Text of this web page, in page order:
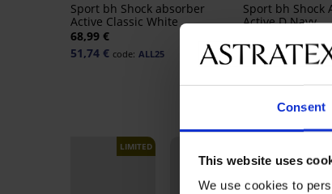
Consent
This website uses
We use cookies to
Sport bh Shock absorber
Active Classic White
68,99 €
51,74 € code: ALL25
Sport bh Shock
Active D Navy
51,74 €
code:
LIMITED